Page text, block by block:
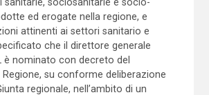
ed erogate nella regione, e
attinenti ai settori sanitario e
che il direttore generale
è nominato con decreto del
Regione, su conforme deliberazione
regionale, nell’ambito di un